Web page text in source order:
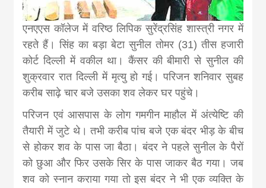
एनएएस कॉलेज में वरिष्ठ लिपिक सुरेंद्रसिंह शास्त्री नगर में
रहते हैं। सिंह का बड़ा बेटा सुनील तोमर (31) तीस हजारी
कोर्ट दिल्ली में वकील था। कैंसर की बीमारी से सुनील की
शुक्रवार रात दिल्ली में मृत्यु हो गई। परिजन शनिवार सुबह
करीब साढ़े चार बजे उसका शव लेकर घर पहुंचे।
परिजन एवं आसपास के लोग गमगीन माहौल में अंत्येष्टि की
तैयारी में जुटे थे। तभी करीब पांच बजे एक बंदर भीड़ के बीच
से होकर शव के पास जा बैठा। बंदर ने पहले सुनील के पैरों
को छुआ और फिर उसके सिर के पास जाकर बैठ गया। जब
शव को स्नान कराया गया तो इस बंदर ने भी एक व्यक्ति के